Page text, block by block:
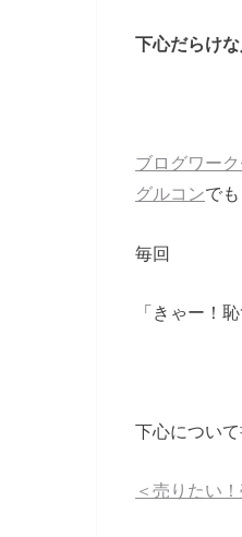
下心だらけ
ブログワー
グルコンでも
毎回
「きゃー！
下心につい
＜売りたい